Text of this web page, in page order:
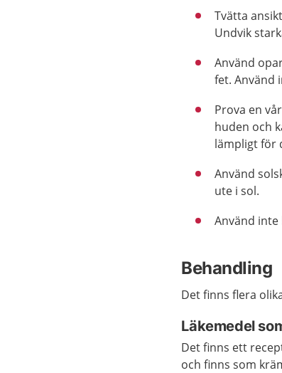
Tvätta
Undvik
Använd
fet. Använd
Prova en
huden och
lämpligt för
Använd
ute i sol.
Använd
Behandling
Det finns flera
Läkemedel
Det finns ett
och finns som